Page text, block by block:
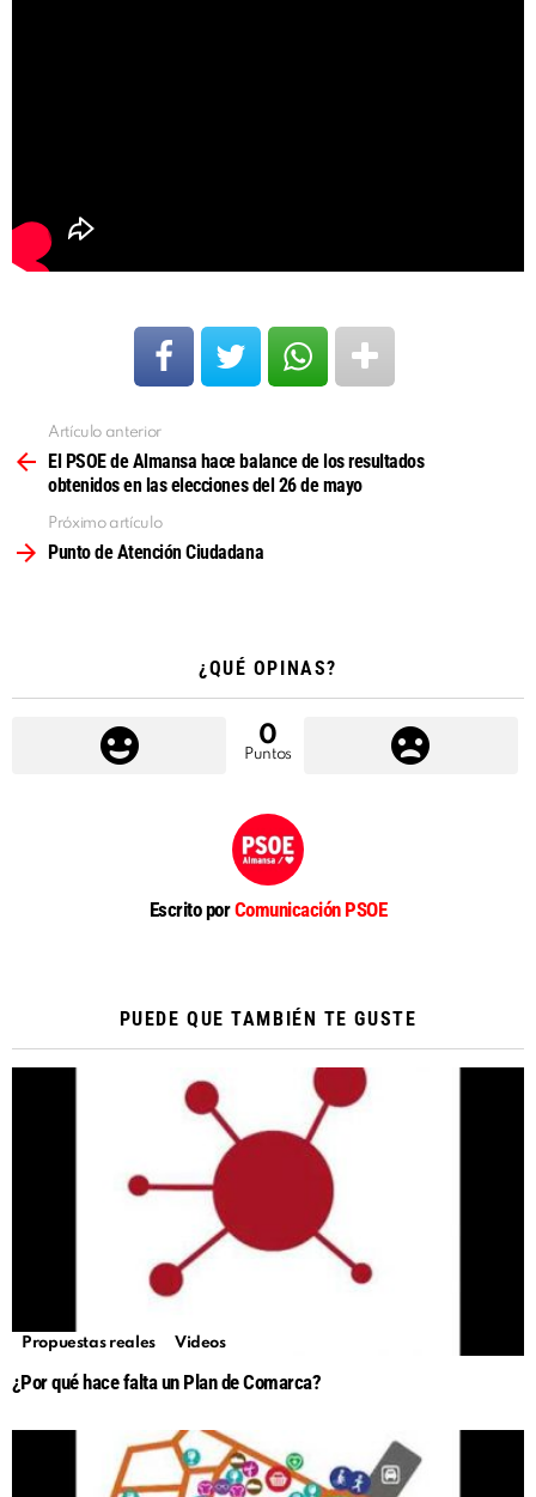
más
Artículo anterior
El PSOE de Almansa hace balance de los resultados
obtenidos en las elecciones del 26 de mayo
Próximo artículo
Punto de Atención Ciudadana
¿QUÉ OPINAS?
0
Puntos
Escrito porComunicación PSOE
PUEDE QUE TAMBIÉN TE GUSTE
Propuestas reales Videos
¿Por qué hace falta un Plan de Comarca?